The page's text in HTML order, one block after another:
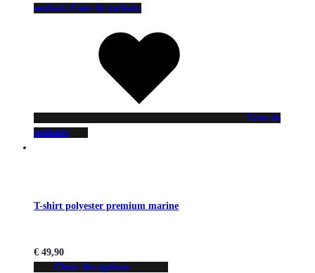
souhaits Liste de souhaits
Liste de
souhaits
T-shirt polyester premium marine
€ 49,90
Choix des options